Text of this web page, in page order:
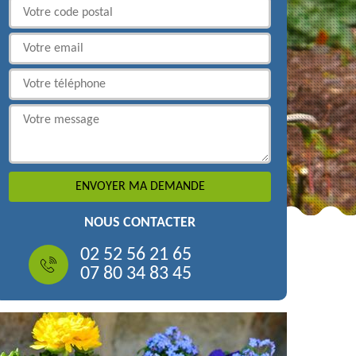
NOUS CONTACTER
02 52 56 21 65
07 80 34 83 45